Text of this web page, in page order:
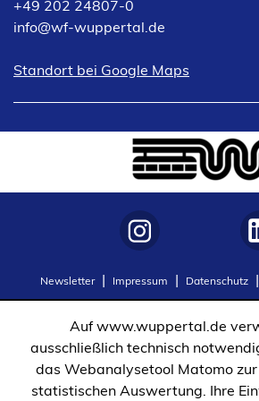
+49 202 24807-0
info
wf-wuppertal de
Standort bei Google Maps
(Öffnet
neuen
Newsletter
in
Impressum Datenschutz
in
Auf www.wuppertal.de
ausschließlich technisch
das Webanalysetool Matomo
statistischen Auswertung. Ihre